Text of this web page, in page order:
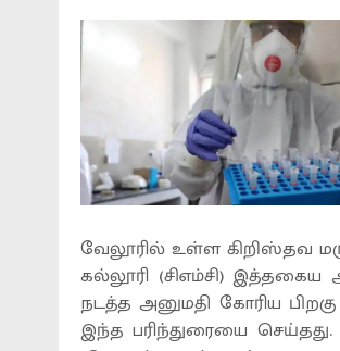
வேலூரில் உள்ள கிறிஸ்தவ
கல்லூரி (சிஎம்சி)
நடத்த அனுமதி கோரிய பிறகு
இந்த பரிந்துரையை